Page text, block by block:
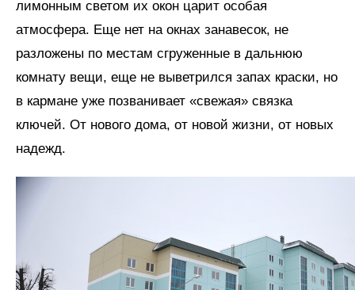
лимонным светом их окон царит особая
атмосфера. Еще нет на окнах занавесок, не
разложены по местам сгруженные в дальнюю
комнату вещи, еще не выветрился запах краски, но
в кармане уже позванивает «свежая» связка
ключей. От нового дома, от новой жизни, от новых
надежд.